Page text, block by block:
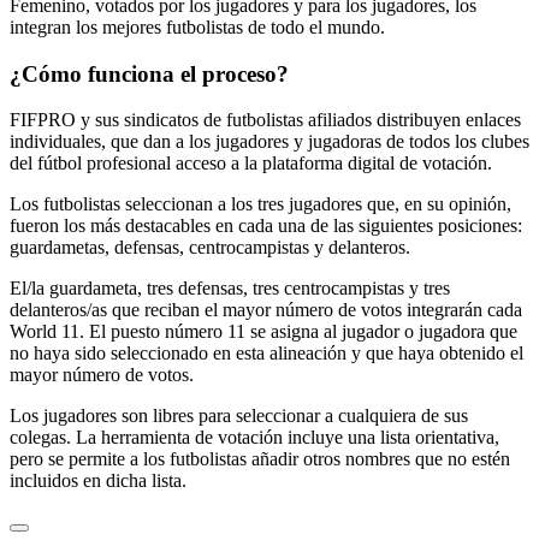
Femenino, votados por los jugadores y para los jugadores, los
integran los mejores futbolistas de todo el mundo.
¿Cómo funciona el proceso?
FIFPRO y sus sindicatos de futbolistas afiliados distribuyen enlaces
individuales, que dan a los jugadores y jugadoras de todos los clubes
del fútbol profesional acceso a la plataforma digital de votación.
Los futbolistas seleccionan a los tres jugadores que, en su opinión,
fueron los más destacables en cada una de las siguientes posiciones:
guardametas, defensas, centrocampistas y delanteros.
El/la guardameta, tres defensas, tres centrocampistas y tres
delanteros/as que reciban el mayor número de votos integrarán cada
World 11. El puesto número 11 se asigna al jugador o jugadora que
no haya sido seleccionado en esta alineación y que haya obtenido el
mayor número de votos.
Los jugadores son libres para seleccionar a cualquiera de sus
colegas. La herramienta de votación incluye una lista orientativa,
pero se permite a los futbolistas añadir otros nombres que no estén
incluidos en dicha lista.